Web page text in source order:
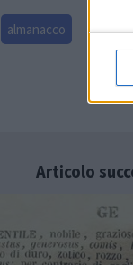
almanacco
Articolo